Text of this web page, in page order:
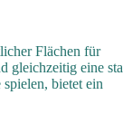
Flächen für
gleichzeitig eine
bietet ein